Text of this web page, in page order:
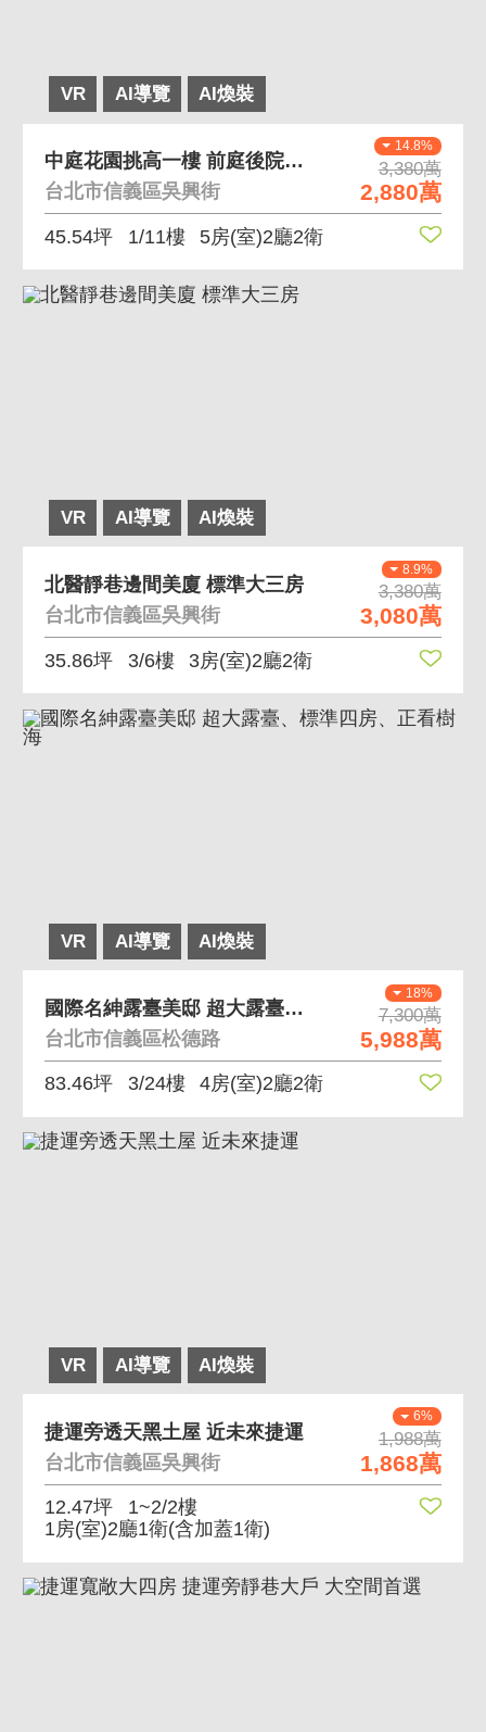
VR AI導覽 AI煥裝
14.8%
3,380萬
2,880萬
中庭花園挑高一樓 前庭後院、室內挑高魔術大空間
台北市信義區吳興街
45.54坪 1/11樓 5房(室)2廳2衛
VR AI導覽 AI煥裝
8.9%
3,380萬
3,080萬
北醫靜巷邊間美廈 標準大三房
台北市信義區吳興街
35.86坪 3/6樓 3房(室)2廳2衛
VR AI導覽 AI煥裝
18%
7,300萬
5,988萬
國際名紳露臺美邸 超大露臺、標準四房、正看樹海
台北市信義區松德路
83.46坪 3/24樓 4房(室)2廳2衛
VR AI導覽 AI煥裝
6%
1,988萬
1,868萬
捷運旁透天黑土屋 近未來捷運
台北市信義區吳興街
12.47坪
1~2/2樓
1房(室)2廳1衛(含加蓋1衛)